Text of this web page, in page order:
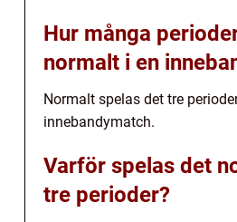
Hur många
normalt i en
Normalt spelas det tre
innebandymatch.
Varför spelas det
tre perioder?